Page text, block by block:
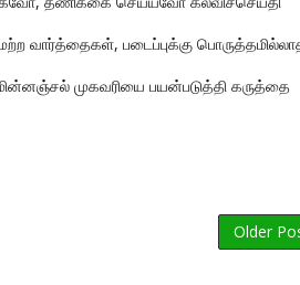
வார்த்தைகள், படைப்புக்கு
முகவரியை பயன்படுத்தி கருத்தை
Older